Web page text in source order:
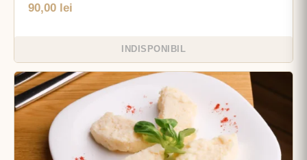
90,00 lei
INDISPONIBIL